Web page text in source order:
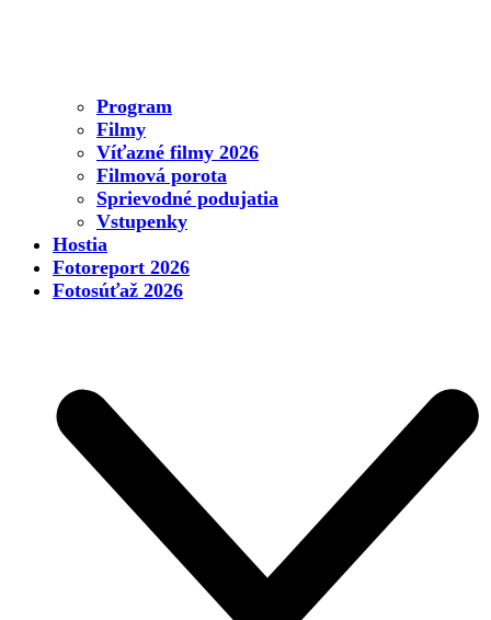
Program
Filmy
Víťazné filmy 2026
Filmová porota
Sprievodné podujatia
Vstupenky
Hostia
Fotoreport 2026
Fotosúťaž 2026